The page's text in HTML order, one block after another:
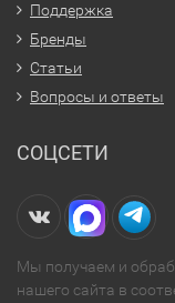
Поддержка
Бренды
Статьи
Вопросы и ответы
СОЦСЕТИ
Мы получаем и
нашего сайта в